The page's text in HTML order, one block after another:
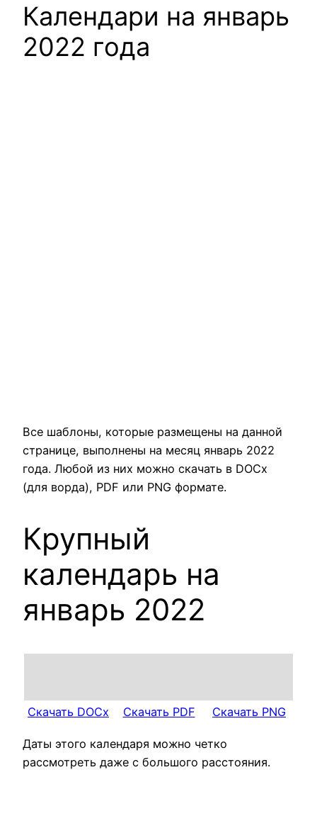
Календари на январь
2022 года
Все шаблоны, которые размещены на данной
странице, выполнены на месяц январь 2022
года. Любой из них можно скачать в DOCx
(для ворда), PDF или PNG формате.
Крупный
календарь на
январь 2022
Скачать DOCx Скачать PDF Скачать PNG
Даты этого календаря можно четко
рассмотреть даже с большого расстояния.